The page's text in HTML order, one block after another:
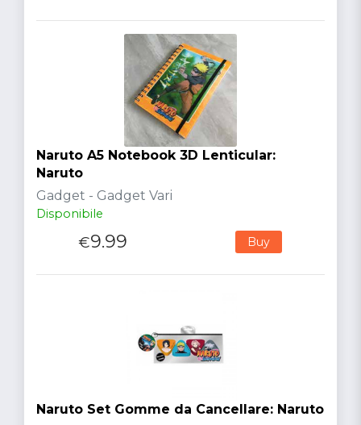
Naruto A5 Notebook 3D Lenticular:
Naruto
Gadget - Gadget Vari
Disponibile
€9.99 Buy
Naruto Set Gomme da Cancellare: Naruto